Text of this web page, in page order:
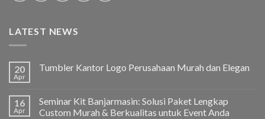
LATEST NEWS
20
Apr
Tumbler Kantor Logo Perusahaan Murah dan Elegan
16
Apr
Seminar Kit Banjarmasin: Solusi Paket Lengkap
Custom Murah & Berkualitas untuk Event Anda